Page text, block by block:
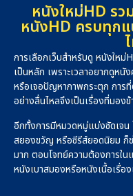
หนังใหม่HD ร
หนังHD ครบทุกแ
การเลือกเว็บสำหรับดู หนังใหม่
เป็นหลัก เพราะเวลาอยากดูห
หรือเจอปัญหาภาพกระตุก การ
อย่างลื่นไหลจึงเป็นเรื่องที่มองข้
อีกทั้งการมีหมวดหมู่แบ่งชัดเจ
สยองขวัญ หรือซีรีส์ยอดนิยม ก็
มาก ตอบโจทย์ความต้องการใน
หนังเบาสมองหรือหนังเนื้อเรื่อง